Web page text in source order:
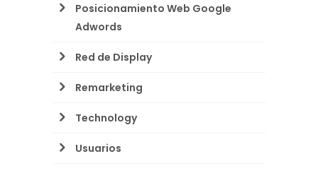
Posicionamiento Web Google
Adwords
Red de Display
Remarketing
Technology
Usuarios